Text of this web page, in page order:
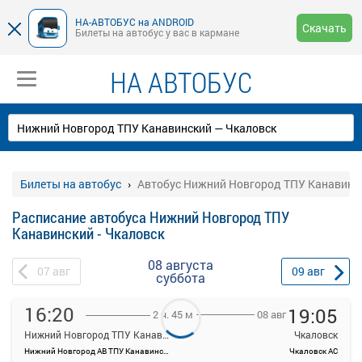
НА-АВТОБУС на ANDROID
Билеты на автобус у вас в кармане
Скачать
НА АВТОБУС
Билеты на автобус Автобус Нижний Новгород ТПУ
Расписание автобуса Нижний Новгород ТПУ
Канавинский - Чкаловск
07 авг 08 августа
суббота 09 авг
16:20
Нижний Новгород ТПУ Канавинский
Нижний Новгород АВ ТПУ Канавинский
2 ч. 45 м 08 авг 19:05
Чкаловск
Чкаловск АС
На данной странице вы можете ознакомиться с расписанием и